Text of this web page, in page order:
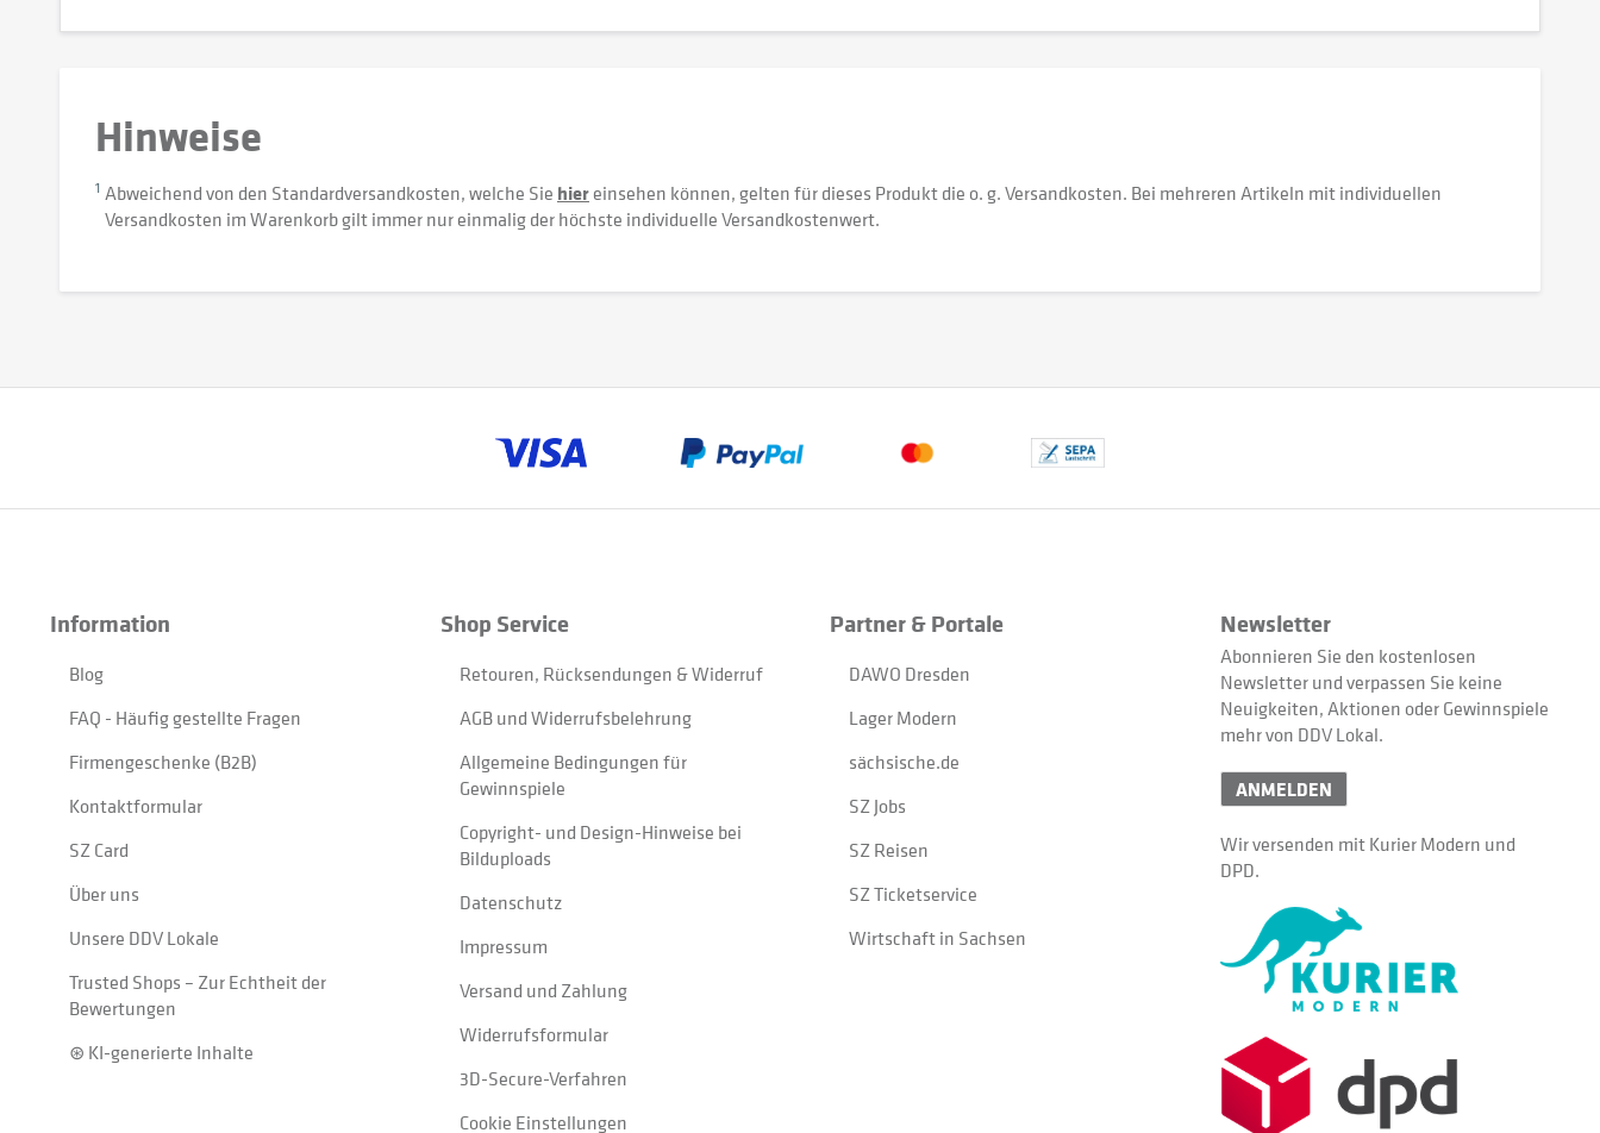
Hinweise
1 Abweichend von den Standardversandkosten, welche Sie hiereinsehen können, gelten für dieses Produkt die o. g. Versandkosten. Bei mehreren Artikeln mit individuellen
Versandkosten im Warenkorb gilt immer nur einmalig der höchste individuelle Versandkostenwert.
Information
Blog
FAQ - Häufig gestellte Fragen
Firmengeschenke (B2B)
Kontaktformular
SZ Card
Über uns
Unsere DDV Lokale
Trusted Shops – Zur Echtheit der
Bewertungen
⊛ KI-generierte Inhalte
Shop Service
Retouren, Rücksendungen & Widerruf
AGB und Widerrufsbelehrung
Allgemeine Bedingungen für
Gewinnspiele
Copyright- und Design-Hinweise bei
Bilduploads
Datenschutz
Impressum
Versand und Zahlung
Widerrufsformular
3D-Secure-Verfahren
Cookie Einstellungen
Partner & Portale
DAWO Dresden
Lager Modern
sächsische.de
SZ Jobs
SZ Reisen
SZ Ticketservice
Wirtschaft in Sachsen
Newsletter
Abonnieren Sie den kostenlosen
Newsletter und verpassen Sie keine
Neuigkeiten, Aktionen oder Gewinnspiele
mehr von DDV Lokal.
ANMELDEN
Wir versenden mit Kurier Modern und
DPD.